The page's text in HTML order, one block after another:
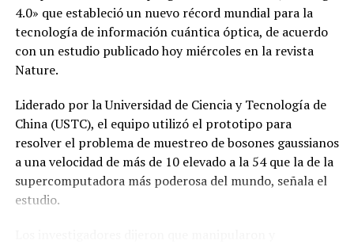
detener los temblores del
Parkinson
23 diciembre, 2018
En «FDA»
box para vencer el Parkinson
4 marzo, 2021
En «Internacionales»
Enfermero especula que
Putin tiene síntomas de
Parkinson o de un derrame
4.0» que estableció un nuevo récord mundial para la
tecnología de información cuántica óptica, de acuerdo
con un estudio publicado hoy miércoles en la revista
Nature.
Liderado por la Universidad de Ciencia y Tecnología de
China (USTC), el equipo utilizó el prototipo para
resolver el problema de muestreo de bosones gaussianos
a una velocidad de más de 10 elevado a la 54 que la de la
supercomputadora más poderosa del mundo, señala el
estudio.